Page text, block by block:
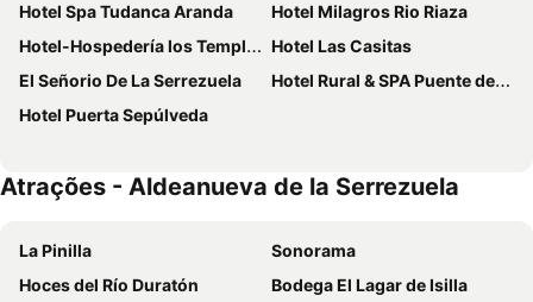
Hotel Spa Tudanca Aranda
Hotel Milagros Rio Riaza
Hotel-Hospedería los Templarios
Hotel Las Casitas
El Señorio De La Serrezuela
Hotel Rural & SPA Puente del Duratón
Hotel Puerta Sepúlveda
Atrações - Aldeanueva de la Serrezuela
La Pinilla
Sonorama
Hoces del Río Duratón
Bodega El Lagar de Isilla